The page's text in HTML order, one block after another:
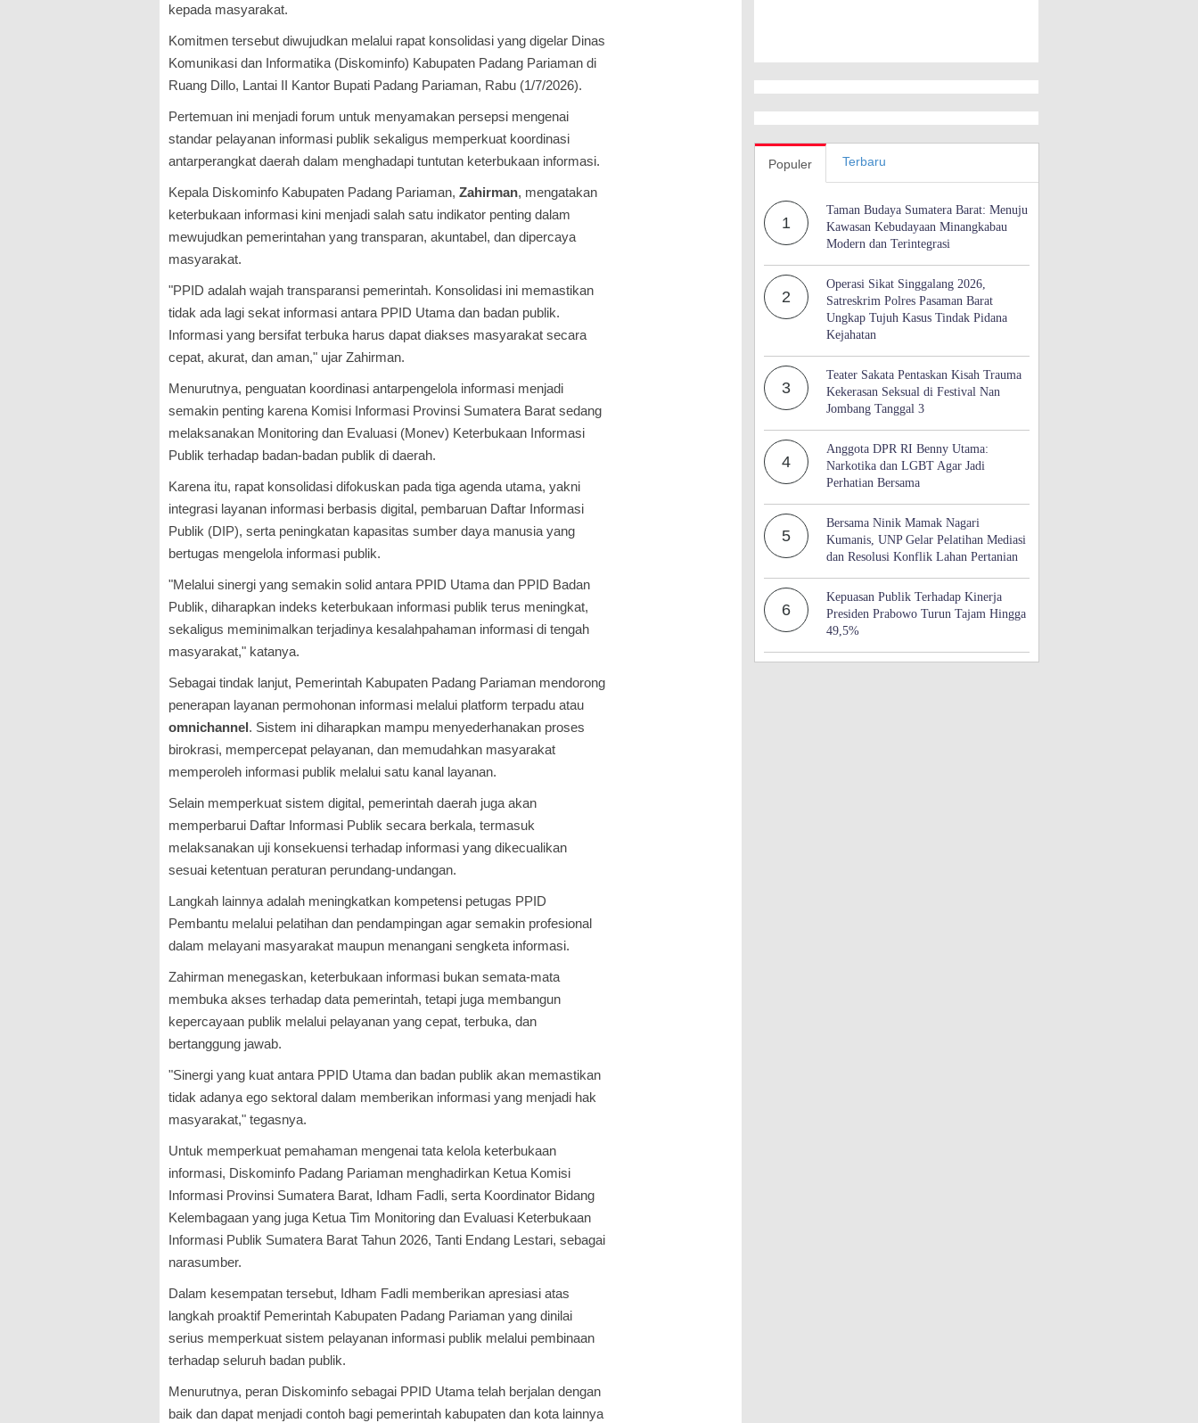
kepada masyarakat.
Komitmen tersebut diwujudkan melalui rapat konsolidasi yang digelar Dinas
Komunikasi dan Informatika (Diskominfo) Kabupaten Padang Pariaman di
Ruang Dillo, Lantai II Kantor Bupati Padang Pariaman, Rabu (1/7/2026).
Pertemuan ini menjadi forum untuk menyamakan persepsi mengenai
standar pelayanan informasi publik sekaligus memperkuat koordinasi
antarperangkat daerah dalam menghadapi tuntutan keterbukaan informasi.
Kepala Diskominfo Kabupaten Padang Pariaman, Zahirman, mengatakan
keterbukaan informasi kini menjadi salah satu indikator penting dalam
mewujudkan pemerintahan yang transparan, akuntabel, dan dipercaya
masyarakat.
"PPID adalah wajah transparansi pemerintah. Konsolidasi ini memastikan
tidak ada lagi sekat informasi antara PPID Utama dan badan publik.
Informasi yang bersifat terbuka harus dapat diakses masyarakat secara
cepat, akurat, dan aman," ujar Zahirman.
Menurutnya, penguatan koordinasi antarpengelola informasi menjadi
semakin penting karena Komisi Informasi Provinsi Sumatera Barat sedang
melaksanakan Monitoring dan Evaluasi (Monev) Keterbukaan Informasi
Publik terhadap badan-badan publik di daerah.
Karena itu, rapat konsolidasi difokuskan pada tiga agenda utama, yakni
integrasi layanan informasi berbasis digital, pembaruan Daftar Informasi
Publik (DIP), serta peningkatan kapasitas sumber daya manusia yang
bertugas mengelola informasi publik.
"Melalui sinergi yang semakin solid antara PPID Utama dan PPID Badan
Publik, diharapkan indeks keterbukaan informasi publik terus meningkat,
sekaligus meminimalkan terjadinya kesalahpahaman informasi di tengah
masyarakat," katanya.
Sebagai tindak lanjut, Pemerintah Kabupaten Padang Pariaman mendorong
penerapan layanan permohonan informasi melalui platform terpadu atau
omnichannel. Sistem ini diharapkan mampu menyederhanakan proses
birokrasi, mempercepat pelayanan, dan memudahkan masyarakat
memperoleh informasi publik melalui satu kanal layanan.
Selain memperkuat sistem digital, pemerintah daerah juga akan
memperbarui Daftar Informasi Publik secara berkala, termasuk
melaksanakan uji konsekuensi terhadap informasi yang dikecualikan
sesuai ketentuan peraturan perundang-undangan.
Langkah lainnya adalah meningkatkan kompetensi petugas PPID
Pembantu melalui pelatihan dan pendampingan agar semakin profesional
dalam melayani masyarakat maupun menangani sengketa informasi.
Zahirman menegaskan, keterbukaan informasi bukan semata-mata
membuka akses terhadap data pemerintah, tetapi juga membangun
kepercayaan publik melalui pelayanan yang cepat, terbuka, dan
bertanggung jawab.
"Sinergi yang kuat antara PPID Utama dan badan publik akan memastikan
tidak adanya ego sektoral dalam memberikan informasi yang menjadi hak
masyarakat," tegasnya.
Untuk memperkuat pemahaman mengenai tata kelola keterbukaan
informasi, Diskominfo Padang Pariaman menghadirkan Ketua Komisi
Informasi Provinsi Sumatera Barat, Idham Fadli, serta Koordinator Bidang
Kelembagaan yang juga Ketua Tim Monitoring dan Evaluasi Keterbukaan
Informasi Publik Sumatera Barat Tahun 2026, Tanti Endang Lestari, sebagai
narasumber.
Dalam kesempatan tersebut, Idham Fadli memberikan apresiasi atas
langkah proaktif Pemerintah Kabupaten Padang Pariaman yang dinilai
serius memperkuat sistem pelayanan informasi publik melalui pembinaan
terhadap seluruh badan publik.
Menurutnya, peran Diskominfo sebagai PPID Utama telah berjalan dengan
baik dan dapat menjadi contoh bagi pemerintah kabupaten dan kota lainnya
Populer Terbaru
1
Taman Budaya Sumatera Barat: Menuju
Kawasan Kebudayaan Minangkabau
Modern dan Terintegrasi
2
Operasi Sikat Singgalang 2026,
Satreskrim Polres Pasaman Barat
Ungkap Tujuh Kasus Tindak Pidana
Kejahatan
3
Teater Sakata Pentaskan Kisah Trauma
Kekerasan Seksual di Festival Nan
Jombang Tanggal 3
4
Anggota DPR RI Benny Utama:
Narkotika dan LGBT Agar Jadi
Perhatian Bersama
5
Bersama Ninik Mamak Nagari
Kumanis, UNP Gelar Pelatihan Mediasi
dan Resolusi Konflik Lahan Pertanian
6
Kepuasan Publik Terhadap Kinerja
Presiden Prabowo Turun Tajam Hingga
49,5%